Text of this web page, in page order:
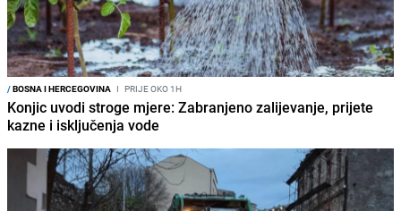
/BOSNA I HERCEGOVINA I PRIJE OKO 1H
Konjic uvodi stroge mjere: Zabranjeno zalijevanje, prijete
kazne i isključenja vode